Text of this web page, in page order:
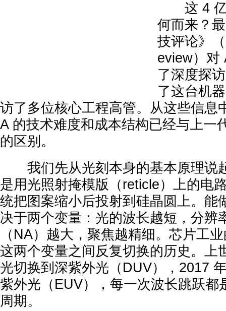
这 4 亿
何而来？
技评论》
eview）对
了深度探
了这台机
访了多位核心工程高管。从这些信息
A 的技术难度和成本结构已经与上一
的区别。
我们先从光刻本身的基本原理说
是用光照射掩模版（reticle）上的电
统把图案缩小后投射到硅晶圆上。能
决于两个变量：光的波长越短，分辨
（NA）越大，聚焦越精细。芯片工
这两个变量之间反复切换的历史。上
光切换到深紫外光（DUV），2017
紫外光（EUV），每一次波长跳跃都
周期。